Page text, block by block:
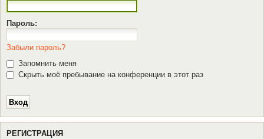
Пароль:
Забыли пароль?
Запомнить меня
Скрыть моё пребывание на конференции в этот раз
РЕГИСТРАЦИЯ